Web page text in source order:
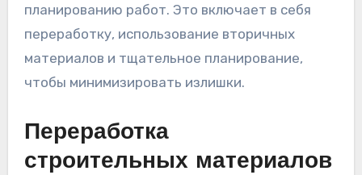
планированию работ. Это включает в себя
переработку, использование вторичных
материалов и тщательное планирование,
чтобы минимизировать излишки.
Переработка
строительных материалов